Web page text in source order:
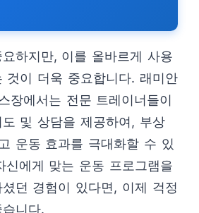
하지만, 이를 올바르게 사용
것이 더욱 중요합니다. 래미안
장에서는 전문 트레이너들이
및 상담을 제공하여, 부상
운동 효과를 극대화할 수 있
신에게 맞는 운동 프로그램을
던 경험이 있다면, 이제 걱정
니다.